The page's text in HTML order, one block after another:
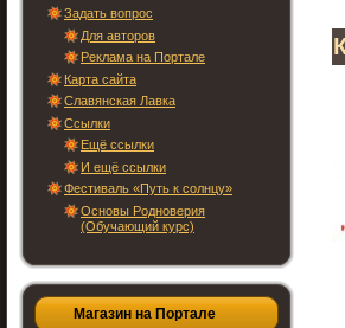
Задать вопрос
Для авторов
Реклама на Портале
Карта сайта
Славянская Лавка
Ссылки
Ещё ссылки
И ещё ссылки
Фестиваль «Путь к солнцу»
Основы Родноверия
(Обучающий курс)
Магазин на Портале